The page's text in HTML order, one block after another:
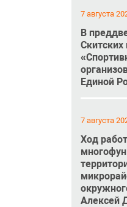
7 августа
В
Скитских
Единой
7 августа
Ход
Алексей